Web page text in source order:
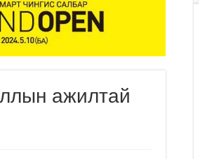
ажилтай